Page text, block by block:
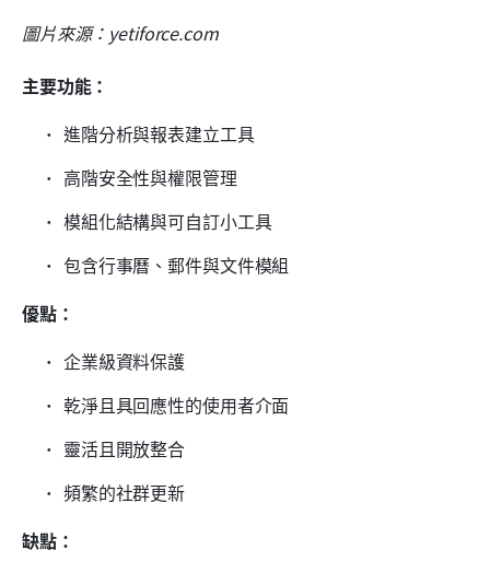
圖片來源：yetiforce.com
主要功能：
進階分析與報表建立工具
高階安全性與權限管理
模組化結構與可自訂小工具
包含行事曆、郵件與文件模組
優點：
企業級資料保護
乾淨且具回應性的使用者介面
靈活且開放整合
頻繁的社群更新
缺點：